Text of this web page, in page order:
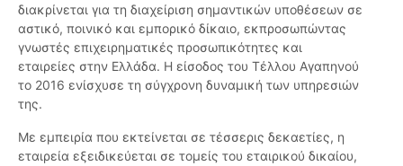
διακρίνεται για τη διαχείριση σημαντικών υποθέσεων σε
αστικό, ποινικό και εμπορικό δίκαιο, εκπροσωπώντας
γνωστές επιχειρηματικές προσωπικότητες και
εταιρείες στην Ελλάδα. Η είσοδος του Τέλλου Αγαπηνού
το 2016 ενίσχυσε τη σύγχρονη δυναμική των υπηρεσιών
της.
Με εμπειρία που εκτείνεται σε τέσσερις δεκαετίες, η
εταιρεία εξειδικεύεται σε τομείς του εταιρικού δικαίου,